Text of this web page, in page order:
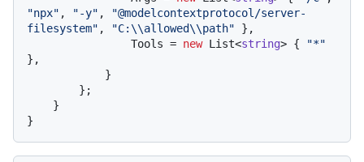
"npx" , "-y" ,
"@modelcontextprotocol/server-
filesystem" , "C:\\allowed\\path" },
                Tools =
new List<string> {
"*"
},